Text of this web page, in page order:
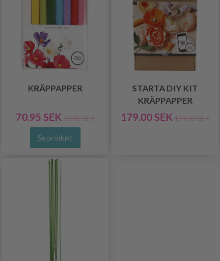
KRÄPPAPPER
70.95 SEK 78.95 SEK
Se produkt
STARTA DIY KIT
KRÄPPAPPER
179.00 SEK 199.00 SEK